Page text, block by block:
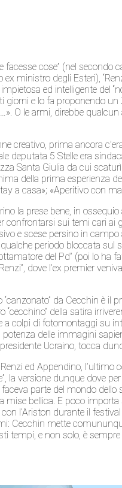
facesse cose” (nel
ministro degli Esteri),
ed intelligente del
giorni e lo fa proponendo
O le armi, direbbe
creativo, prima ancora
deputata 5 Stelle era
Santa Giulia da cui
della prima esperienza
a casa»; «Aperitivo con
la prese bene, in
sui temi cari ai
e scese persino in
periodo bloccata
del Pd” (poi lo
dove l’ex premier
da Cecchin è il
della satira
colpi di fotomontaggi su
potenza delle immagini
Ucraino, tocca
ed Appendino,
la versione dunque dove
parte del mondo
mise bellica. E poco
l’Ariston durante il
Cecchin mette
tempi, e non solo, è